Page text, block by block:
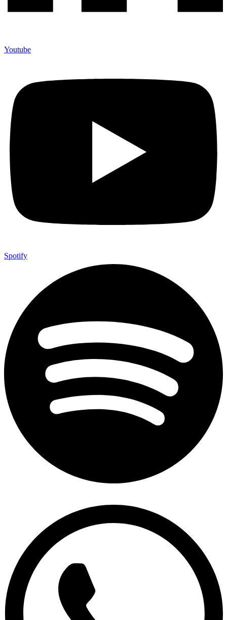
Youtube
Spotify